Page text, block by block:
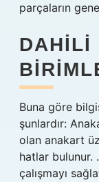
parçaların
DAHILI
Buna göre
şunlardır:
olan anakart
hatlar
çalışmayı